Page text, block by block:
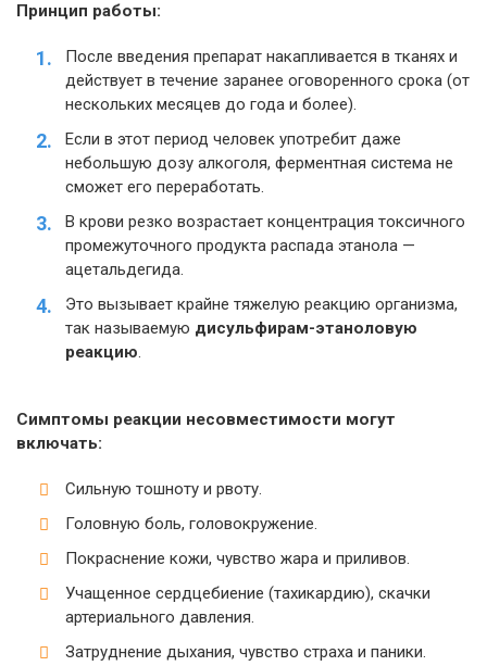
Принцип работы:
После введения препарат накапливается в тканях и
действует в течение заранее оговоренного срока (от
нескольких месяцев до года и более).
Если в этот период человек употребит даже
небольшую дозу алкоголя, ферментная система не
сможет его переработать.
В крови резко возрастает концентрация токсичного
промежуточного продукта распада этанола —
ацетальдегида.
Это вызывает крайне тяжелую реакцию организма,
так называемую дисульфирам-этаноловую
реакцию.
Симптомы реакции несовместимости могут
включать:
Сильную тошноту и рвоту.
Головную боль, головокружение.
Покраснение кожи, чувство жара и приливов.
Учащенное сердцебиение (тахикардию), скачки
артериального давления.
Затруднение дыхания, чувство страха и паники.